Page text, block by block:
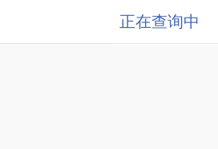
正在查询中